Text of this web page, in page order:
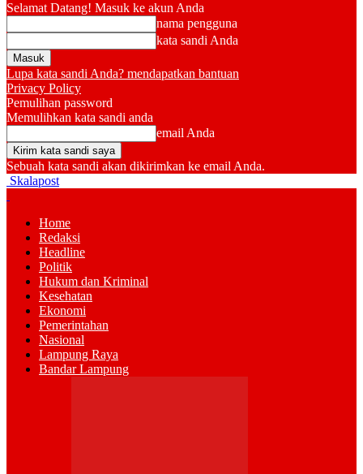
Selamat Datang! Masuk ke akun Anda
nama pengguna
kata sandi Anda
Lupa kata sandi Anda? mendapatkan bantuan
Privacy Policy
Pemulihan password
Memulihkan kata sandi anda
email Anda
Sebuah kata sandi akan dikirimkan ke email Anda.
Skalapost
Home
Redaksi
Headline
Politik
Hukum dan Kriminal
Kesehatan
Ekonomi
Pemerintahan
Nasional
Lampung Raya
Bandar Lampung